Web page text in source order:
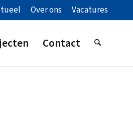
Over ons Vacatures
Contact